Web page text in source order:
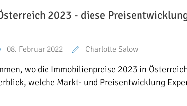
2023 - diese
08. Februar 2022 Charlotte Salow
wo die Immobilienpreise 2023 in
welche Markt- und Preisentwicklung